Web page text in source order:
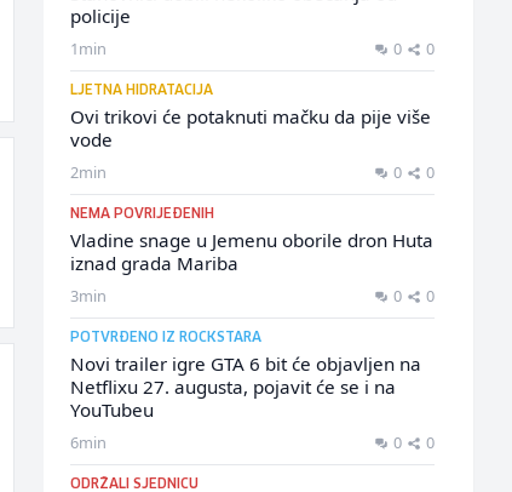
policije
1min 0 0
LJETNA HIDRATACIJA
Ovi trikovi će potaknuti mačku da pije više
vode
2min 0 0
NEMA POVRIJEĐENIH
Vladine snage u Jemenu oborile dron Huta
iznad grada Mariba
3min 0 0
POTVRĐENO IZ ROCKSTARA
Novi trailer igre GTA 6 bit će objavljen na
Netflixu 27. augusta, pojavit će se i na
YouTubeu
6min 0 0
ODRŽALI SJEDNICU